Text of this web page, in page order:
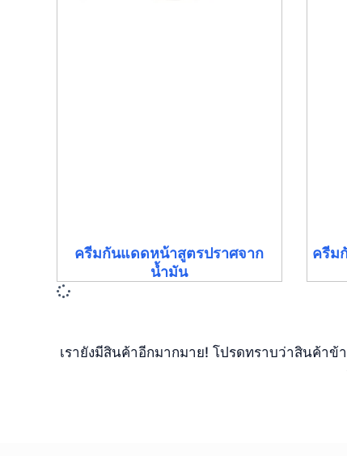
ครีมกันแดดหน้าสูตรปราศจาก
น้ำมัน
ครีม
เรายังมีสินค้าอีกมากมาย! โปรดทราบว่าสินค้าข้